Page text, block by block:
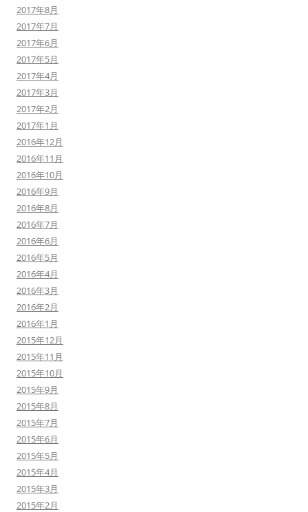
2017年8月
2017年7月
2017年6月
2017年5月
2017年4月
2017年3月
2017年2月
2017年1月
2016年12月
2016年11月
2016年10月
2016年9月
2016年8月
2016年7月
2016年6月
2016年5月
2016年4月
2016年3月
2016年2月
2016年1月
2015年12月
2015年11月
2015年10月
2015年9月
2015年8月
2015年7月
2015年6月
2015年5月
2015年4月
2015年3月
2015年2月